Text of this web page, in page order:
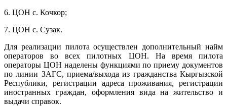
6. ЦОН с. Кочкор;
7. ЦОН с. Сузак.
Для реализации пилота осуществлен дополнительный найм
операторов во всех пилотных ЦОН. На время пилота
операторы ЦОН наделены функциями по приему документов
по линии ЗАГС, приема/выхода из гражданства Кыргызской
Республики, регистрации адреса проживания, регистрации
иностранных граждан, оформления вида на жительство и
выдачи справок.